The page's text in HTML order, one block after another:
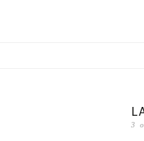
3